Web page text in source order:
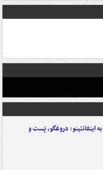
اینفانتینو: دروغگو، پَست‌ و